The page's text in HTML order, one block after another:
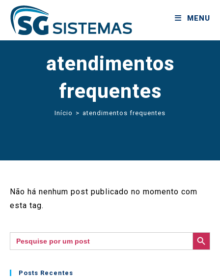
MENU
atendimentos
frequentes
Início > atendimentos frequentes
Não há nenhum post publicado no momento com
esta tag.
Search
for:
SEARCH BUTTON
Posts Recentes